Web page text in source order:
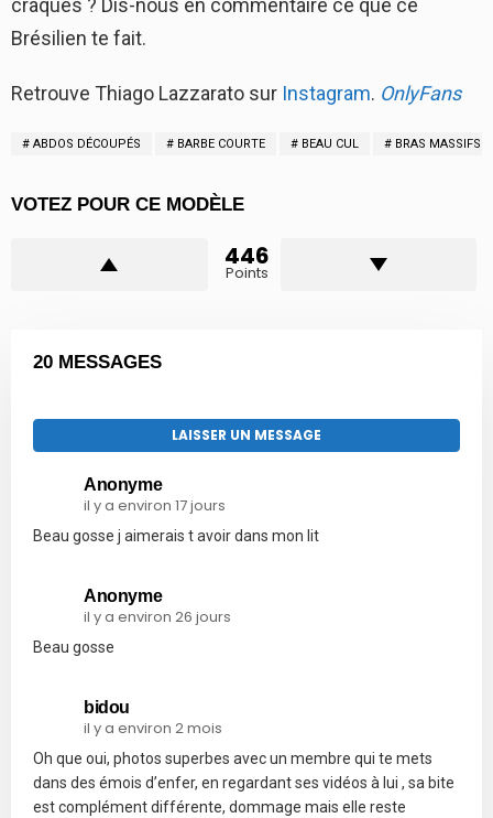
Brésilien te fait.
Retrouve Thiago Lazzarato sur Instagram. OnlyFans
ABDOS DÉCOUPÉS BARBE COURTE BEAU CUL BRAS MASSIFS
VOTEZ POUR CE MODÈLE
446
Points
20 MESSAGES
LAISSER UN MESSAGE
Anonyme
il y a environ 17 jours
Beau gosse j aimerais t avoir dans mon lit
Anonyme
il y a environ 26 jours
Beau gosse
bidou
il y a environ 2 mois
Oh que oui, photos superbes avec un membre qui te mets
dans des émois d’enfer, en regardant ses vidéos à lui , sa bite
est complément différente, dommage mais elle reste